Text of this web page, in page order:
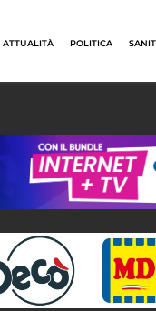
ATTUALITÀ POLITICA